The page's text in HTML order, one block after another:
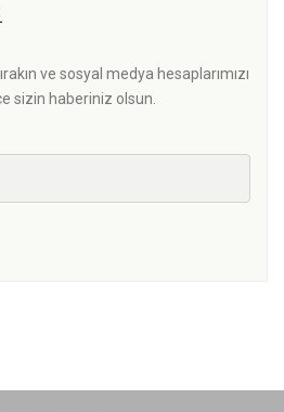
ve sosyal medya hesaplarımızı
sizin haberiniz olsun.